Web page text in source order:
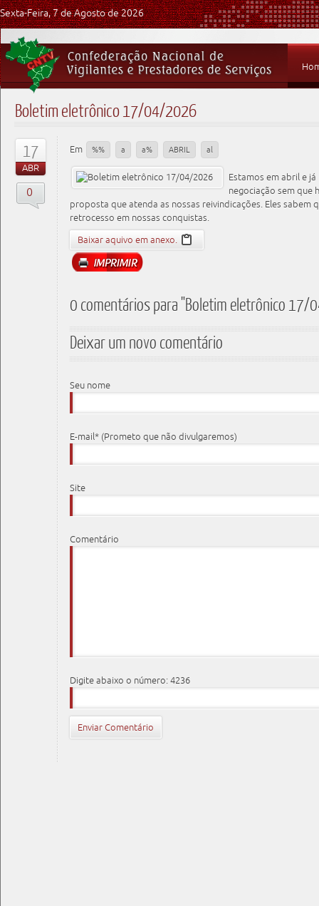
Sexta-Feira, 7 de Agosto de 2026
Boletim eletrônico 17/04/2026
17
ABR
0
Em %% a a% ABRIL al
Estamos em abril e
negociação sem que
proposta que atenda as nossas reivindicações. Eles sabem
retrocesso em nossas conquistas.
Baixar aquivo em anexo.
0 comentários para "Boletim eletrônico
Deixar um novo comentário
Seu nome
E-mail* (Prometo que não divulgaremos)
Site
Comentário
Digite abaixo o número: 4236